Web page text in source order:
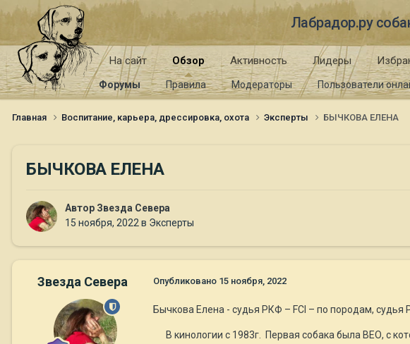
Лабрадор.ру
На сайт Обзор
Форумы Правила Модераторы Пользователи
Активность Лидеры
Главная Воспитание, карьера, дрессировка, охота Эксперты БЫЧКОВА ЕЛЕНА
БЫЧКОВА ЕЛЕНА
Автор Звезда Севера
15 ноября, 2022 в Эксперты
Звезда Севера Опубликовано 15 ноября, 2022
Бычкова Елена - судья РКФ – FCI – по породам, судья
В кинологии с 1983г. Первая собака была ВЕО, с